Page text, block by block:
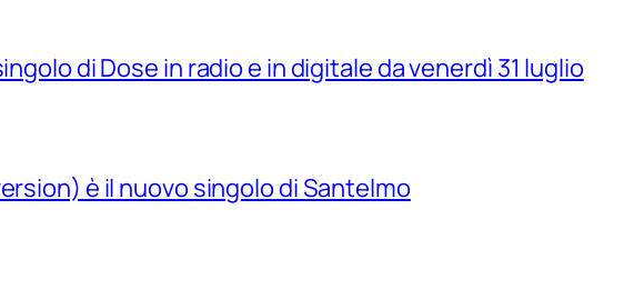
di Dose in radio e in digitale da venerdì 31 luglio
è il nuovo singolo di Santelmo